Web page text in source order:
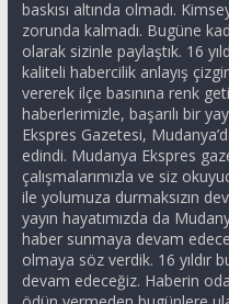
baskısı altında olmadı.
zorunda kalmadı. Bugüne
olarak sizinle paylaştık. 16
kaliteli habercilik anlayış
vererek ilçe basınına renk
haberlerimizle, başarılı bir
Ekspres Gazetesi,
edindi. Mudanya Ekspres
çalışmalarımızla ve siz
ile yolumuza durmaksızın
yayın hayatımızda da
haber sunmaya devam
olmaya söz verdik. 16 yıldır
devam edeceğiz. Haberin